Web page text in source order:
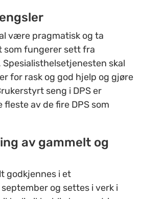
være pragmatisk og ta
som fungerer sett fra
skal
for rask og god hjelp og gjøre
seng i DPS er
av de fire DPS som
av gammelt og
godkjennes i et
og settes i verk i